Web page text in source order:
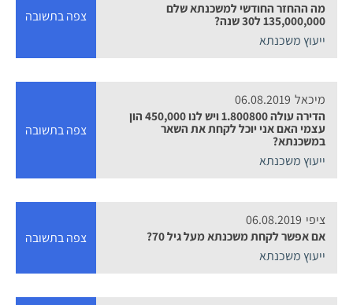
מה ההחזר החודשי למשכנתא שלם
135,000,000 ל30 שנה?
ייעוץ משכנתא
צפה בתשובה
מיכאל 06.08.2019
הדירה עולה 1.800800 ויש לנו 450,000 הון
עצמי האם אני יוכל לקחת את השאר
במשכנתא?
ייעוץ משכנתא
צפה בתשובה
ציפי 06.08.2019
אם אפשר לקחת משכנתא מעל גיל 70?
ייעוץ משכנתא
צפה בתשובה